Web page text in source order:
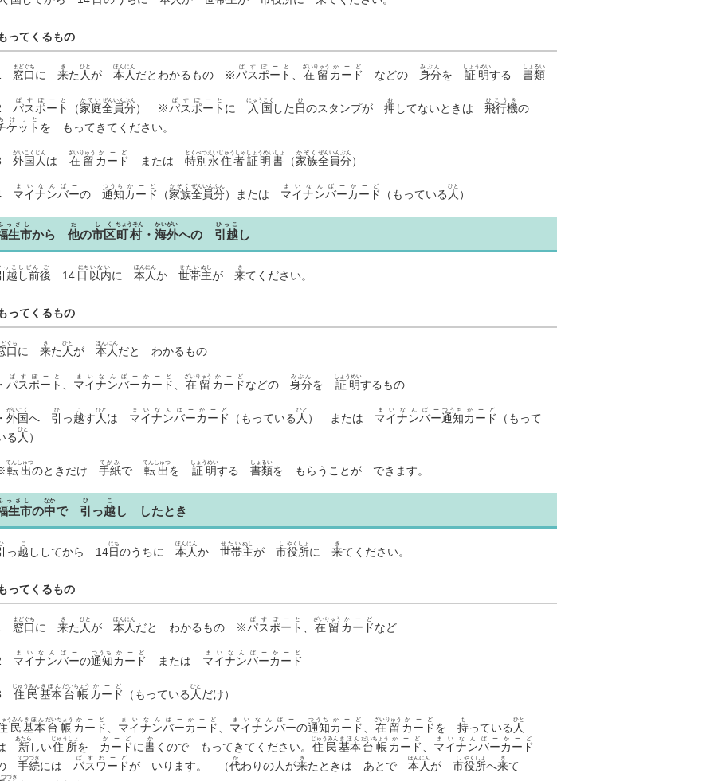
ってくるもの
窓口
まどぐち
に 来
き
た 人
ひと
が 本人
ほんにん
だとわかるもの ※パスポート
ぱすぽーと
、 在留
ざいりゅう
カード
かーど
などの 身分
みぶん
を 証明
しょうめい
する 書類
しょるい
パスポート
ぱすぽーと
（家庭
かてい
全員分
ぜんいんぶん
） ※パスポート
ぱすぽーと
に 入国
にゅうこく
した 日
ひ
のスタンプが 押
お
してないときは 飛行機
ひこうき
の
ケット
けっと
を もってきてください。
外国人
がいこくじん
は 在留
ざいりゅう
カード
かーど
または 特別
とくべつ
永住者
えいじゅうしゃ
証明書
しょうめいしょ
（家族
かぞく
全員分
ぜんいんぶん
）
マイナンバー
まいなんばー
の 通知
つうち
カード
かーど
（家族
かぞく
全員分
ぜんいんぶん
）または マイナンバーカード
まいなんばーかーど
（もっている 人
ひと
）
生市
っさし
から 他
た
の市区
しく
町村
ちょうそん
・ 海外
かいがい
への 引越
ひっこ
し
越し前
っこしぜん
後
ご
14日
にち
以内
いない
に 本人
ほんにん
か 世帯
せたい
主
ぬし
が 来
き
てください。
ってくるもの
口
どぐち
に 来
き
た 人
ひと
が 本人
ほんにん
だと わかるもの
パスポート
ぱすぽーと
、 マイナンバーカード
まいなんばーかーど
、 在留
ざいりゅう
カード
かーど
などの 身分
みぶん
を 証明
しょうめい
するもの
外国
がいこく
へ 引
ひ
っ 越
こ
す 人
ひと
は マイナンバーカード
まいなんばーかーど
（もっている 人
ひと
） または マイナンバー
まいなんばー
通知
つうち
カード
かーど
（もって
る 人
ひと
）
転出
てんしゅつ
のときだけ 手紙
てがみ
で 転出
てんしゅつ
を 証明
しょうめい
する 書類
しょるい
を もらうことが できます。
生市
っさし
の中
なか
で 引
ひ
っ越
こ
し したとき
っ 越
こ
ししてから 14 日
にち
のうちに 本人
ほんにん
か 世帯
せたい
主
ぬし
が 市
し
役所
やくしょ
に 来
き
てください。
ってくるもの
窓口
まどぐち
に 来
き
た 人
ひと
が 本人
ほんにん
だと わかるもの ※パスポート
ぱすぽーと
、 在留
ざいりゅう
カード
かーど
など
マイナンバー
まいなんばー
の通知
つうち
カード
かーど
または マイナンバーカード
まいなんばーかーど
住民
じゅうみん
基本
きほん
台帳
だいちょう
カード
かーど
（もっている 人
ひと
だけ）
民
うみん
基本
きほん
台帳
だいちょう
カード
かーど
、 マイナンバーカード
まいなんばーかーど
、 マイナンバー
まいなんばー
の通知
つうち
カード
かーど
、 在留
ざいりゅう
カード
かーど
を 持
も
っている 人
ひと
新
あたら
しい住所
じゅうしょ
を カード
かーど
に書
か
くので もってきてください。 住民
じゅうみん
基本
きほん
台帳
だいちょう
カード
かーど
、 マイナンバーカード
まいなんばーかーど
手続
てつづき
には パスワード
ぱすわーど
が いります。 （代
か
わりの人が来
き
たときは あとで 本人
ほんにん
が 市
し
役所
やくしょ
へ来
き
て
つづき